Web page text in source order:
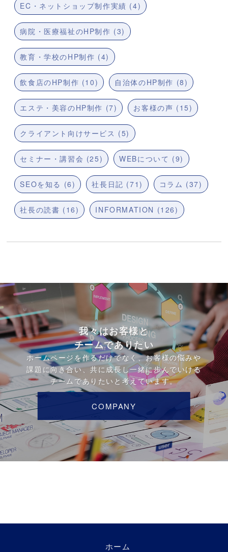
EC・ネットショップ制作実績 (4)
病院・医療福祉のHP制作 (3)
教育・学校のHP制作 (4)
飲食店のHP制作 (10) 自治体のHP制作 (8)
エステ・美容のHP制作 (7) お客様の声 (15)
クライアント向けサービス (5)
セミナー・講習会 (25) WEBについて (9)
SEOを知る (6) 社長日記 (71) コラム (37)
社長の読書 (16) INFORMATION (126)
我々はお客様と
チームでありたい
ホームページを作るだけでなく、お客様の悩みや
課題に向き合い、共に成長し一緒に歩んでいける
チームでありたいと考えています。
COMPANY
ホーム